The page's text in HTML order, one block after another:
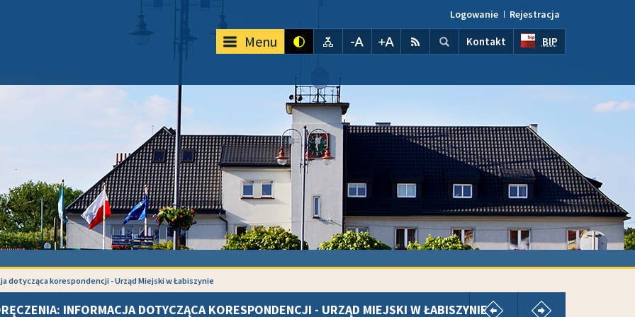
Logowanie Rejestracja
Menu kontrastMapa serwisupomniejsz czcionkę
powiększ czcionkę
RSS
Wyszukiwarka
wyszukaj...Szukaj
Kontakt BIP
dotycząca korespondencji - Urząd Miejski w Łabiszynie
INFORMACJA DOTYCZĄCA KORESPONDENCJI - URZĄD MIEJSKI W ŁABISZYNIE
pokaż poprzedni artykuł